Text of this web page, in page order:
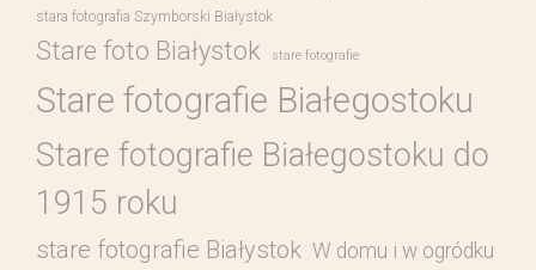
stara fotografia Szymborski Białystok
Stare foto Białystok stare fotografie
Stare fotografie Białegostoku
Stare fotografie Białegostoku do
1915 roku
stare fotografie Białystok W domu i w ogródku